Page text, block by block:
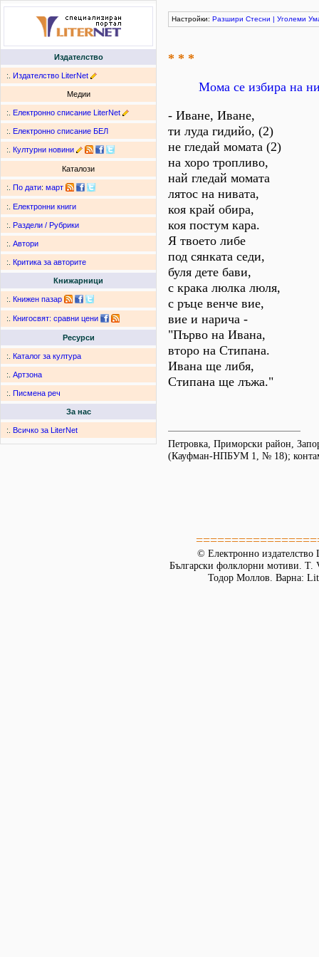
Издателство
:. Издателство LiterNet
Медии
:. Електронно списание LiterNet
:. Електронно списание БЕЛ
:. Културни новини
Каталози
:. По дати: март
:. Електронни книги
:. Раздели / Рубрики
:. Автори
:. Критика за авторите
Книжарници
:. Книжен пазар
:. Книгосвят: сравни цени
Ресурси
:. Каталог за култура
:. Артзона
:. Писмена реч
За нас
:. Всичко за LiterNet
Настройки: Разшири Стесни | Уголеми
* * *
Мома се избира на
- Иване, Иване,
ти луда гидийо, (2)
не гледай момата (2)
на хоро тропливо,
най гледай момата
лятос на нивата,
коя край обира,
коя постум кара.
Я твоето либе
под сянката седи,
буля дете бави,
с крака люлка люля,
с ръце венче вие,
вие и нарича -
"Първо на Ивана,
второ на Стипана.
Ивана ще либя,
Стипана ще лъжа."
Петровка, Приморски район,
(Кауфман-НПБУМ 1, № 18);
© Електронно издателство
Български фолклорни мотиви. Т.
Тодор Моллов. Варна: